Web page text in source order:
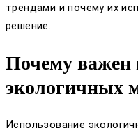
трендами и почему их
решение.
Почему важен
экологичных
Использование